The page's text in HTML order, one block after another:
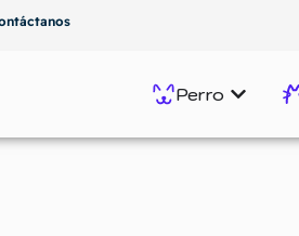
Perro